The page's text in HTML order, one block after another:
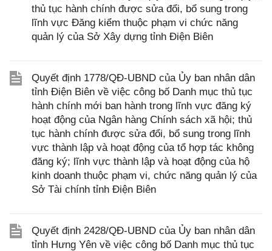
thủ tục hành chính được sửa đổi, bổ sung trong
lĩnh vực Đăng kiểm thuộc phạm vi chức năng
quản lý của Sở Xây dựng tỉnh Điện Biên
Quyết định 1778/QĐ-UBND của Ủy ban nhân dân
tỉnh Điện Biên về việc công bố Danh mục thủ tục
hành chính mới ban hành trong lĩnh vực đăng ký
hoạt động của Ngân hàng Chính sách xã hội; thủ
tục hành chính được sửa đổi, bổ sung trong lĩnh
vực thành lập và hoạt động của tổ hợp tác không
đăng ký; lĩnh vực thành lập và hoạt động của hộ
kinh doanh thuộc phạm vi, chức năng quản lý của
Sở Tài chính tỉnh Điện Biên
Quyết định 2428/QĐ-UBND của Ủy ban nhân dân
tỉnh Hưng Yên về việc công bố Danh mục thủ tục